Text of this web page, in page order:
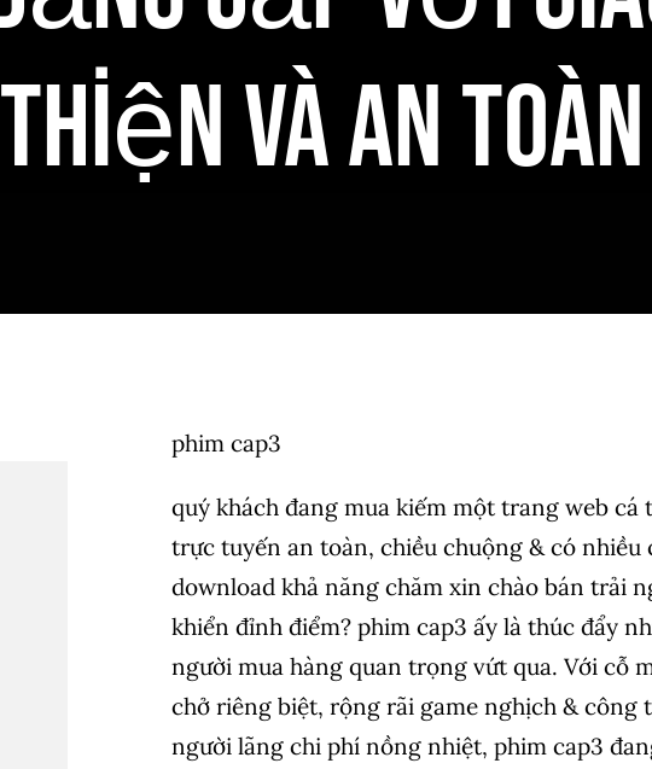
Và An Toàn
phim cap3
quý khách đang mua kiếm một trang web cá
trực tuyến an toàn, chiều chuộng & có nhiều
download khả năng chăm xin chào bán trải
khiển đỉnh điểm? phim cap3 ấy là thúc đẩy
người mua hàng quan trọng vứt qua. Với cỗ
chở riêng biệt, rộng rãi game nghịch & công
người lãng chi phí nồng nhiệt, phim cap3